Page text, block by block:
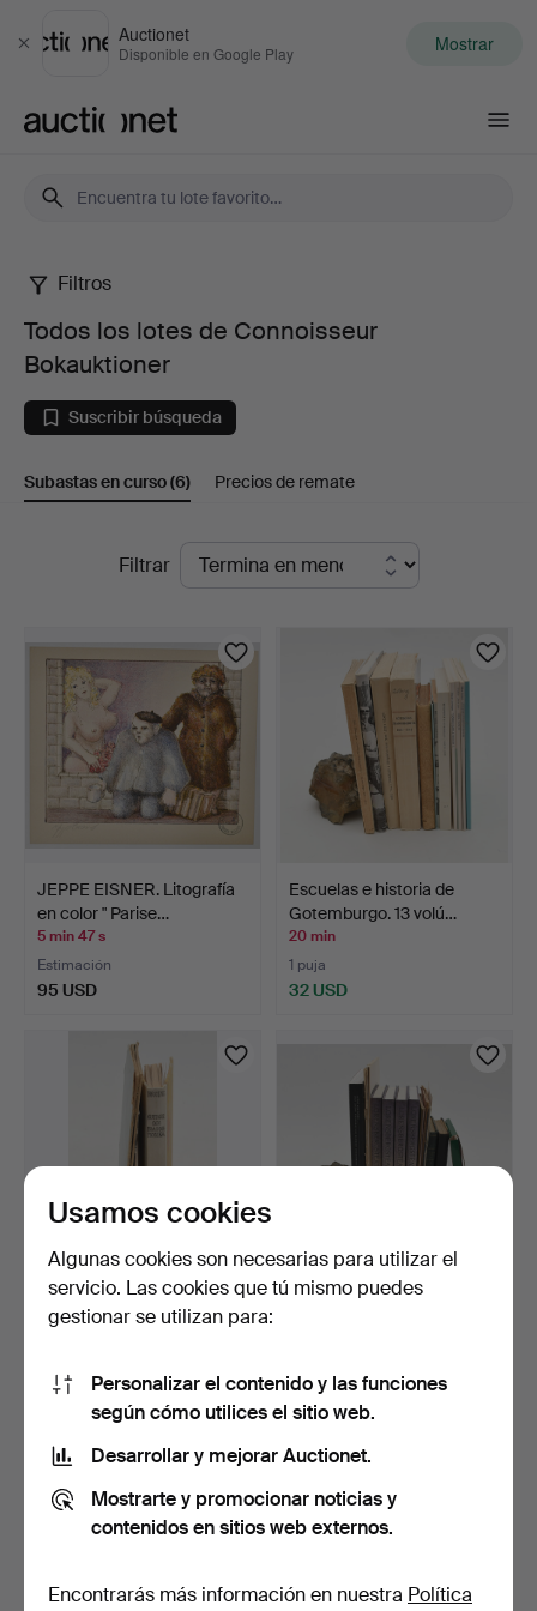
Cerrar
Auctionet
Disponible en Google Play Mostrar
Todos
los
lotes
de
Bokauktioner
Filtros
Todos los lotes de Connoisseur
Bokauktioner
Suscribir búsqueda
Subastas en curso(6) Precios de remate
Subastas
curso
Filtrar
JEPPE EISNER. Litografía
en color " Parise…
5 min 47 s
Estimación
95 USD
Escuelas e historia de
Gotemburgo. 13 volú…
20 min
1 puja
32 USD
Gustaf Fröding. Guitarr och
Dragharmonika.…
158 USD
Libros sobre Gotemburgo,
211 USD
Usamos cookies
Algunas cookies son necesarias para utilizar el
servicio. Las cookies que tú mismo puedes
gestionar se utilizan para:
Personalizar el contenido y las funciones
según cómo utilices el sitio web.
Desarrollar y mejorar Auctionet.
Mostrarte y promocionar noticias y
contenidos en sitios web externos.
Encontrarás más información en nuestra Política